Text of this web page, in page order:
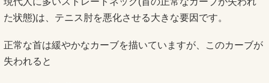
た状態)は、テニス肘を悪化させる大きな要因です。
正常な首は緩やかなカーブを描いていますが、このカーブが
失われると